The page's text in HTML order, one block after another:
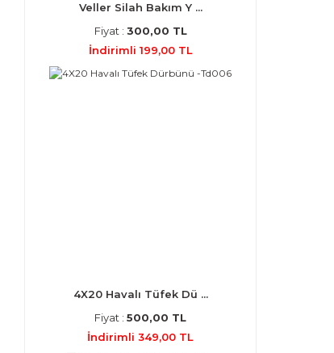
Veller Silah Bakım Y ...
Fiyat : 300,00 TL
İndirimli 199,00 TL
4X20 Havalı Tüfek Dü ...
Fiyat : 500,00 TL
İndirimli 349,00 TL